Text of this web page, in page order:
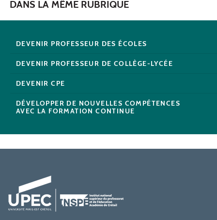
DANS LA MÊME RUBRIQUE
DEVENIR PROFESSEUR DES ÉCOLES
DEVENIR PROFESSEUR DE COLLÈGE-LYCÉE
DEVENIR CPE
DÉVELOPPER DE NOUVELLES COMPÉTENCES
AVEC LA FORMATION CONTINUE